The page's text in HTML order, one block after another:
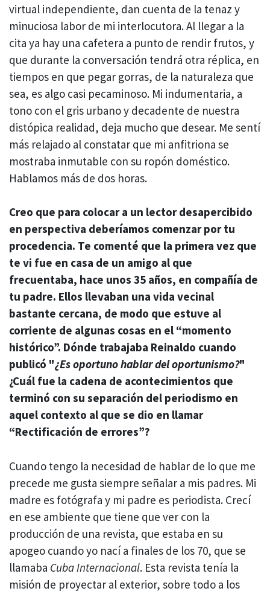
virtual independiente, dan cuenta de la tenaz y
minuciosa labor de mi interlocutora. Al llegar a la
cita ya hay una cafetera a punto de rendir frutos, y
que durante la conversación tendrá otra réplica, en
tiempos en que pegar gorras, de la naturaleza que
sea, es algo casi pecaminoso. Mi indumentaria, a
tono con el gris urbano y decadente de nuestra
distópica realidad, deja mucho que desear. Me sentí
más relajado al constatar que mi anfitriona se
mostraba inmutable con su ropón doméstico.
Hablamos más de dos horas.
Creo que para colocar a un lector desapercibido
en perspectiva deberíamos comenzar por tu
procedencia. Te comenté que la primera vez que
te vi fue en casa de un amigo al que
frecuentaba, hace unos 35 años, en compañía de
tu padre. Ellos llevaban una vida vecinal
bastante cercana, de modo que estuve al
corriente de algunas cosas en el “momento
histórico”. Dónde trabajaba Reinaldo cuando
publicó "¿Es oportuno hablar del oportunismo?"
¿Cuál fue la cadena de acontecimientos que
terminó con su separación del periodismo en
aquel contexto al que se dio en llamar
“Rectificación de errores”?
Cuando tengo la necesidad de hablar de lo que me
precede me gusta siempre señalar a mis padres. Mi
madre es fotógrafa y mi padre es periodista. Crecí
en ese ambiente que tiene que ver con la
producción de una revista, que estaba en su
apogeo cuando yo nací a finales de los 70, que se
llamaba Cuba Internacional. Esta revista tenía la
misión de proyectar al exterior, sobre todo a los